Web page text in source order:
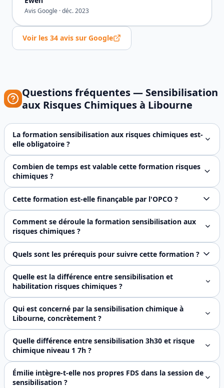
Avis Google ·déc. 2023
Voir les 34 avis sur Google
Questions fréquentes — Sensibilisation
aux Risques Chimiquesà Libourne
La formation sensibilisation aux risques chimiques est-
elle obligatoire ?
Oui, le Code du Travail (articles R4412-38 et R4412-39)
Combien de temps est valable cette formation risques
chimiques ?
Il n'existe pas de durée de validité réglementaire fixe
Cette formation est-elle finançable par l'OPCO ?
Oui, FJ Prévention est un organisme certifié Qualiopi. À
Comment se déroule la formation sensibilisation aux
risques chimiques ?
La formation se déroule en présentiel sur une demi-
Quels sont les prérequis pour suivre cette formation ?
Aucun prérequis technique n'est nécessaire. La
Quelle est la différence entre sensibilisation et
habilitation risques chimiques ?
La sensibilisation aux risques chimiques est une
Qui est concerné par la sensibilisation chimique à
Libourne, concrètement ?
L'article **R.4412-38 du Code du travail** vise **tout
Quelle différence entre sensibilisation 3h30 et risque
chimique niveau 1 7h ?
Logiques pédagogiques distinctes. **Sensibilisation 3 h
Émilie intègre-t-elle nos propres FDS dans la session de
sensibilisation ?